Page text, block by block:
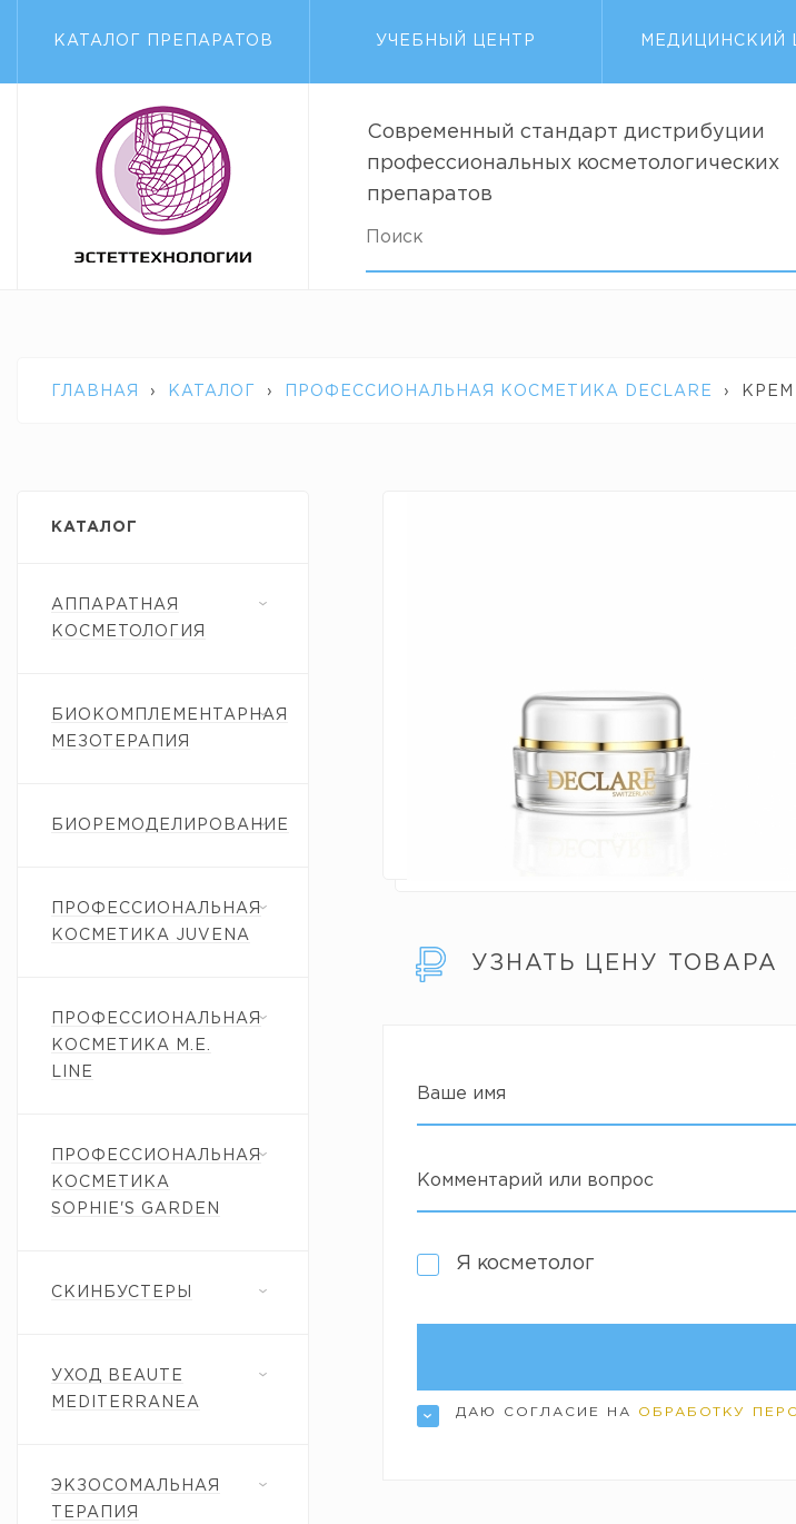
КАТАЛОГ ПРЕПАРАТОВ УЧЕБНЫЙ ЦЕНТР МЕДИЦИНСКИЙ
Современный стандарт дистрибуции
профессиональных косметологических
препаратов
ГЛАВНАЯ › КАТАЛОГ › ПРОФЕССИОНАЛЬНАЯ КОСМЕТИКА DECLARE ›
КАТАЛОГ
АППАРАТНАЯ
КОСМЕТОЛОГИЯ
БИОКОМПЛЕМЕНТАРНАЯ
МЕЗОТЕРАПИЯ
БИОРЕМОДЕЛИРОВАНИЕ
ПРОФЕССИОНАЛЬНАЯ
КОСМЕТИКА JUVENA
ПРОФЕССИОНАЛЬНАЯ
КОСМЕТИКА M.E.
LINE
ПРОФЕССИОНАЛЬНАЯ
КОСМЕТИКА
SOPHIE'S GARDEN
СКИНБУСТЕРЫ
УХОД BEAUTE
MEDITERRANEA
ЭКЗОСОМАЛЬНАЯ
ТЕРАПИЯ
УЗНАТЬ ЦЕНУ ТОВАРА
Ваше имя
Комментарий или вопрос
Я косметолог
ДАЮ СОГЛАСИЕ НА ОБРАБОТКУ